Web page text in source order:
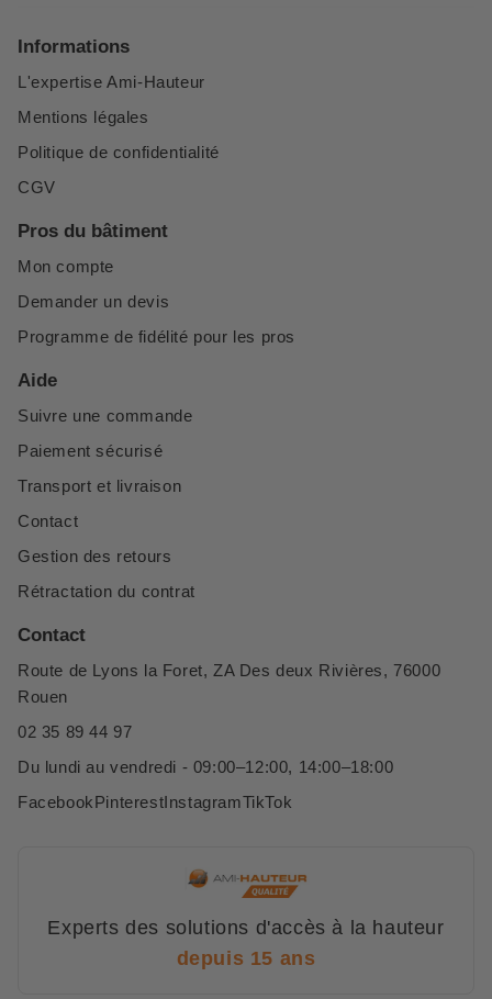
Informations
L'expertise Ami-Hauteur
Mentions légales
Politique de confidentialité
CGV
Pros du bâtiment
Mon compte
Demander un devis
Programme de fidélité pour les pros
Aide
Suivre une commande
Paiement sécurisé
Transport et livraison
Contact
Gestion des retours
Rétractation du contrat
Contact
Route de Lyons la Foret, ZA Des deux Rivières, 76000
Rouen
02 35 89 44 97
Du lundi au vendredi - 09:00–12:00, 14:00–18:00
FacebookPinterestInstagramTikTok
Experts des solutions d'accès à la hauteur
depuis 15 ans